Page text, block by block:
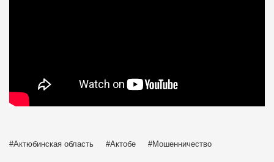
Актюбинская область Актобе Мошенничество